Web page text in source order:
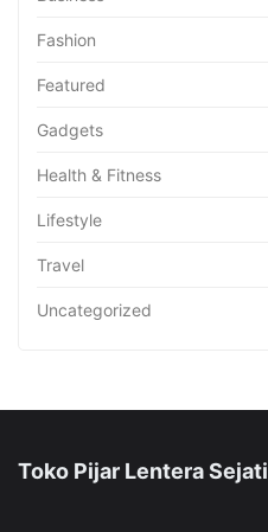
Fashion
Featured
Gadgets
Health & Fitness
Lifestyle
Travel
Uncategorized
Toko Pijar Lentera Sejati